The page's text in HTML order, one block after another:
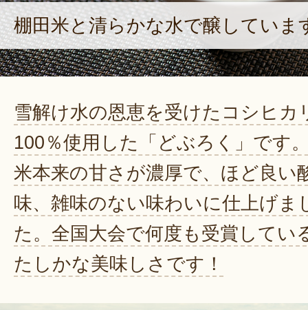
棚田米と清らかな水で醸していま
雪解け水の恩恵を受けたコシヒカ
100％使用した「どぶろく」です
米本来の甘さが濃厚で、ほど良い
味、雑味のない味わいに仕上げま
た。全国大会で何度も受賞してい
たしかな美味しさです！